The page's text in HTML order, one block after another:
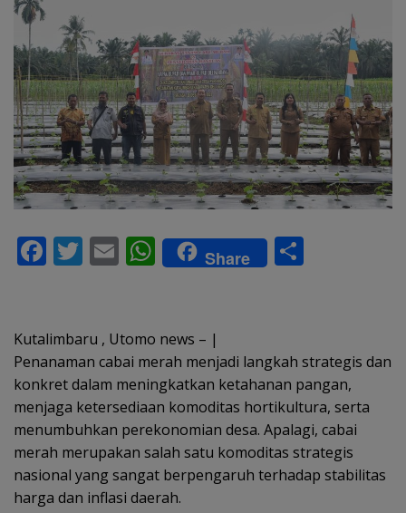
F
b
o
o
k
T
er
E
l
W
h
s
A
p
p
Share
Kutalimbaru , Utomo news – |
Penanaman cabai merah menjadi langkah strategis dan
konkret dalam meningkatkan ketahanan pangan,
menjaga ketersediaan komoditas hortikultura, serta
menumbuhkan perekonomian desa. Apalagi, cabai
merah merupakan salah satu komoditas strategis
nasional yang sangat berpengaruh terhadap stabilitas
harga dan inflasi daerah.